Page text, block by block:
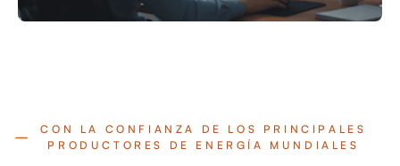
CON LA CONFIANZA DE LOS PRINCIPALES
PRODUCTORES DE ENERGÍA MUNDIALES